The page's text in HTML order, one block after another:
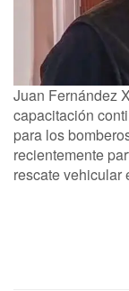
Juan Fernández
capacitación
para los
recientemente
rescate vehicular